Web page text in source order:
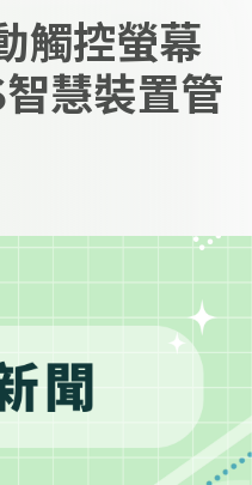
觸控螢幕
慧裝置管